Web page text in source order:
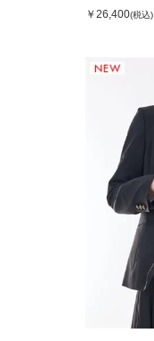
￥26,400(税込)